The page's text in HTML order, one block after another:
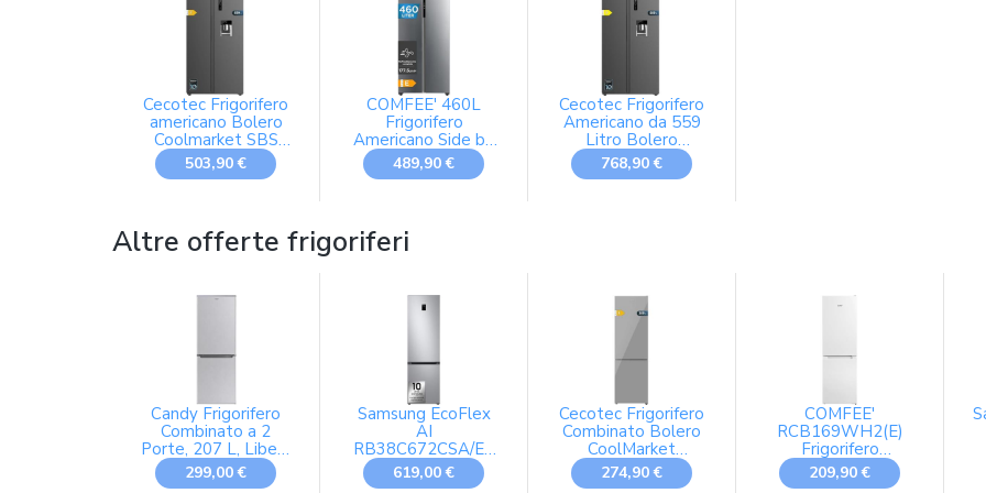
636 L, LxAxP: 91,2
x 183 x 72,3 cm,
Inox Spazzolato
Cecotec Frigorifero
americano Bolero
Coolmarket SBS
559 Dark E. 559L,
177 cm x 90 cm,
totale del gelo,
inverter plus.
503,90 €
COMFEE' 460L
Frigorifero
Americano Side by
Side, No Frost,
RCS609IX2
489,90 €
Cecotec Frigorifero
Americano da 559
Litro Bolero
Coolmarket SBS
562 Dark D. 177 cm
768,90 €
Altre offerte frigoriferi
Candy Frigorifero
Combinato a 2
Porte, 207 L, Libera
Installazione, Classe
E, Compatto,
299,00 €
Samsung EcoFlex
AI
RB38C672CSA/EF
Frigorifero
Combinato, WiFi,
619,00 €
Cecotec Frigorifero
Combinato Bolero
CoolMarket
Combinato 250
Grey Glass E.
274,90 €
COMFEE'
RCB169WH2(E)
Frigorifero
Combinato, 174L,
Basso Gelo,
209,90 €